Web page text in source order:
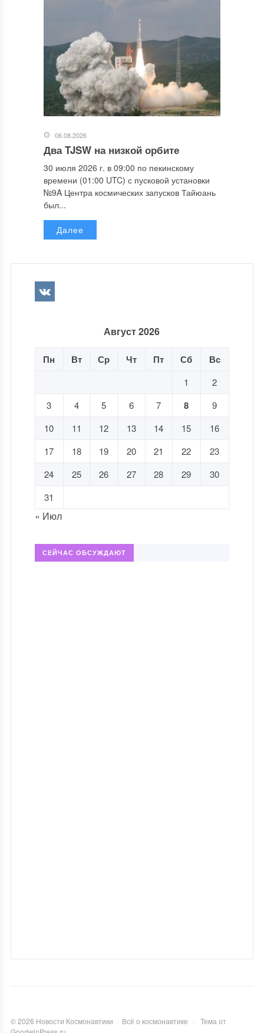
06.08.2026
Два TJSW на низкой орбите
30 июля 2026 г. в 09:00 по пекинскому
времени (01:00 UTC) с пусковой установки
№9A Центра космических запусков Тайюань
был...
Далее
Август 2026
Пн Вт Ср Чт Пт Сб Вс
1
2
3
4 5 6 7 8
9
10
11 12 13 14 15
16
17
18 19 20 21 22
23
24
25 26 27 28 29
30
31
« Июл
СЕЙЧАС ОБСУЖДАЮТ
©2026 Новости Космонавтики · Всё о космонавтике · Тема от